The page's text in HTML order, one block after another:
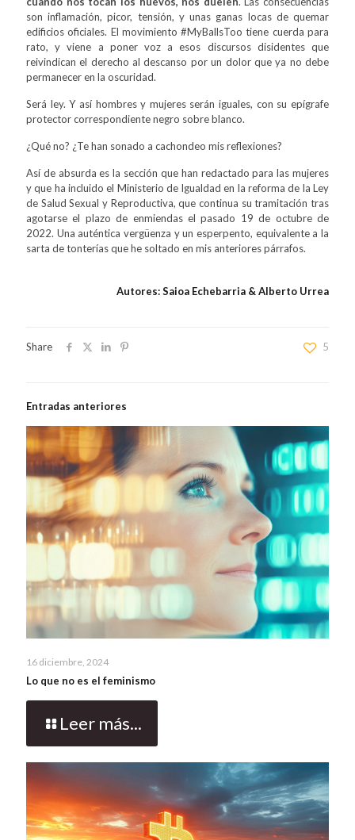
son inflamación, picor, tensión, y unas ganas locas de quemar
edificios oficiales. El movimiento #MyBallsToo tiene cuerda para
rato, y viene a poner voz a esos discursos disidentes que
reivindican el derecho al descanso por un dolor que ya no debe
permanecer en la oscuridad.
Será ley. Y así hombres y mujeres serán iguales, con su epígrafe
protector correspondiente negro sobre blanco.
¿Qué no? ¿Te han sonado a cachondeo mis reflexiones?
Así de absurda es la sección que han redactado para las mujeres
y que ha incluido el Ministerio de Igualdad en la reforma de la Ley
de Salud Sexual y Reproductiva, que continua su tramitación tras
agotarse el plazo de enmiendas el pasado 19 de octubre de
2022. Una auténtica vergüenza y un esperpento, equivalente a la
sarta de tonterías que he soltado en mis anteriores párrafos.
Autores: Saioa Echebarria & Alberto Urrea
Share 5
Entradas anteriores
16 diciembre, 2024
Lo que no es el feminismo
Leer más...